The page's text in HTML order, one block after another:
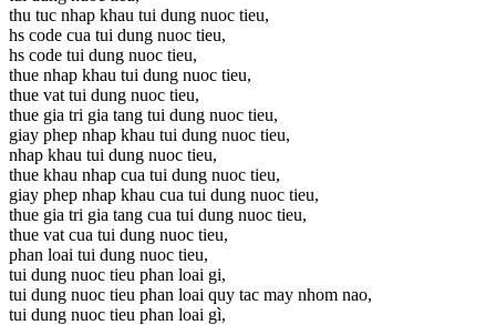
thu tuc nhap khau tui dung nuoc tieu,
hs code cua tui dung nuoc tieu,
hs code tui dung nuoc tieu,
thue nhap khau tui dung nuoc tieu,
thue vat tui dung nuoc tieu,
thue gia tri gia tang tui dung nuoc tieu,
giay phep nhap khau tui dung nuoc tieu,
nhap khau tui dung nuoc tieu,
thue khau nhap cua tui dung nuoc tieu,
giay phep nhap khau cua tui dung nuoc tieu,
thue gia tri gia tang cua tui dung nuoc tieu,
thue vat cua tui dung nuoc tieu,
phan loai tui dung nuoc tieu,
tui dung nuoc tieu phan loai gi,
tui dung nuoc tieu phan loai quy tac may nhom nao,
tui dung nuoc tieu phan loai gì,